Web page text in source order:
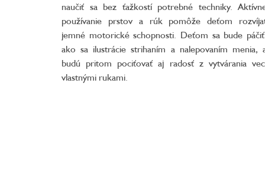
naučiť sa bez ťažkostí potrebné techniky.
používanie prstov a rúk pomôže deťom
jemné motorické schopnosti. Deťom sa bude
ako sa ilustrácie strihaním a nalepovaním menia,
budú pritom pociťovať aj radosť z vytvárania
vlastnými rukami.